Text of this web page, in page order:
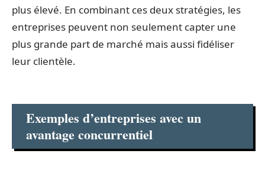
plus élevé. En combinant ces deux stratégies, les
entreprises peuvent non seulement capter une
plus grande part de marché mais aussi fidéliser
leur clientèle.
Exemples d’entreprises avec un
avantage concurrentiel